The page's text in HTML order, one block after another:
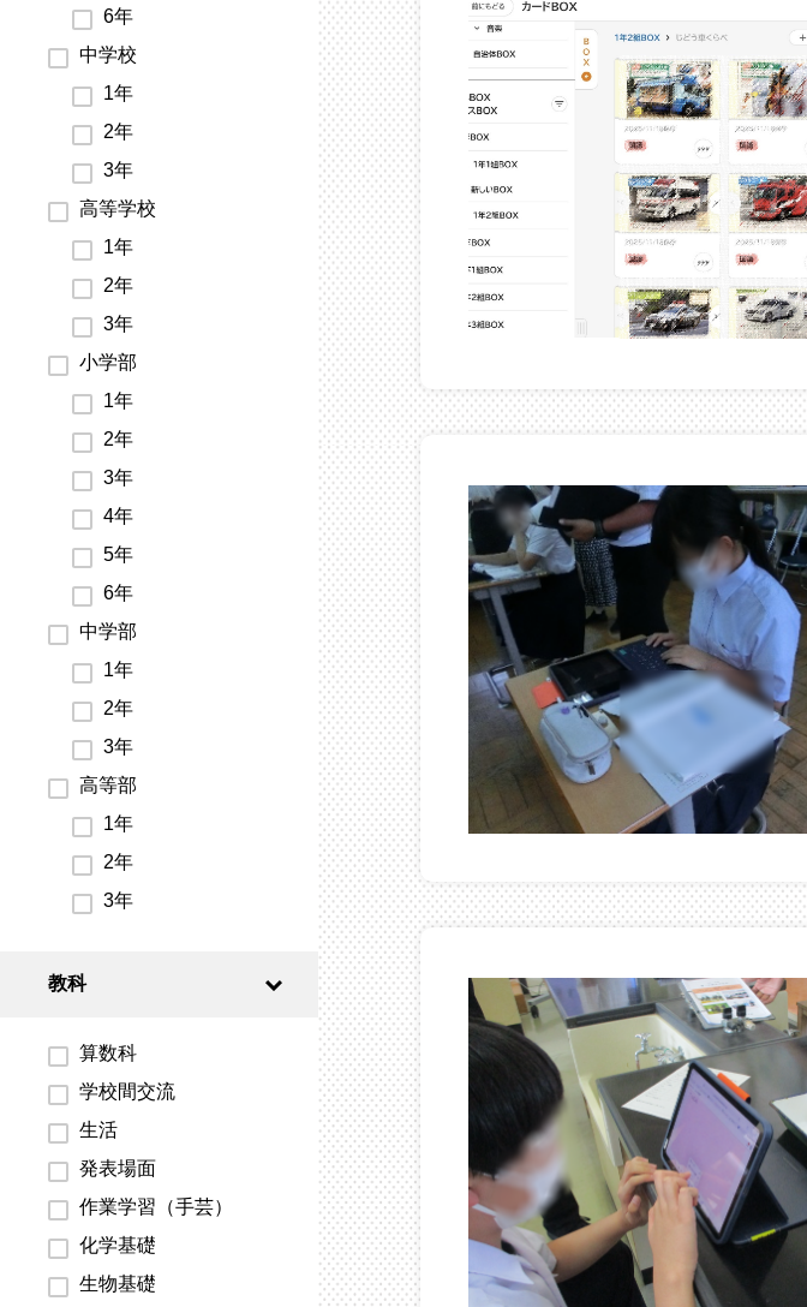
6年
中学校
1年
2年
3年
高等学校
1年
2年
3年
小学部
1年
2年
3年
4年
5年
6年
中学部
1年
2年
3年
高等部
1年
2年
3年
教科
算数科
学校間交流
生活
発表場面
作業学習（手芸）
化学基礎
生物基礎